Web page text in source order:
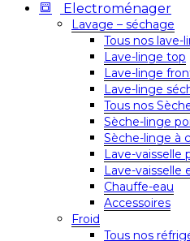
Electroménager
Lavage – séchage
Tous nos lave-
Lave-linge top
Lave-linge
Lave-linge
Tous nos
Sèche-linge
Sèche-linge à
Lave-vaisselle
Lave-vaisselle
Chauffe-eau
Accessoires
Froid
Tous nos